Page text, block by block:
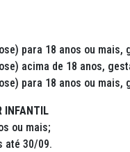
para 18 anos ou
acima de 18 anos,
para 18 anos ou
INFANTIL
ou mais;
até 30/09.